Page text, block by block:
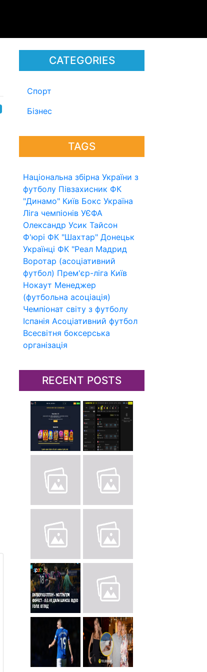
CATEGORIES
Спорт
Бізнес
TAGS
Національна збірна України з
футболу Півзахисник ФК
"Динамо" Київ Бокс Україна
Ліга чемпіонів УЄФА
Олександр Усик Тайсон
Ф'юрі ФК "Шахтар" Донецьк
Українці ФК "Реал Мадрид
Воротар (асоціативний
футбол) Прем'єр-ліга Київ
Нокаут Менеджер
(футбольна асоціація)
Чемпіонат світу з футболу
Іспанія Асоціативний футбол
Всесвітня боксерська
організація
RECENT POSTS